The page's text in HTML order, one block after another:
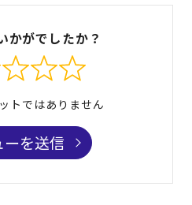
かがでしたか？
トではありません
ーを送信